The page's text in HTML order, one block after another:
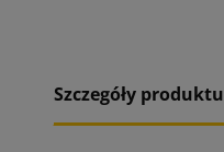
Szczegóły produktu